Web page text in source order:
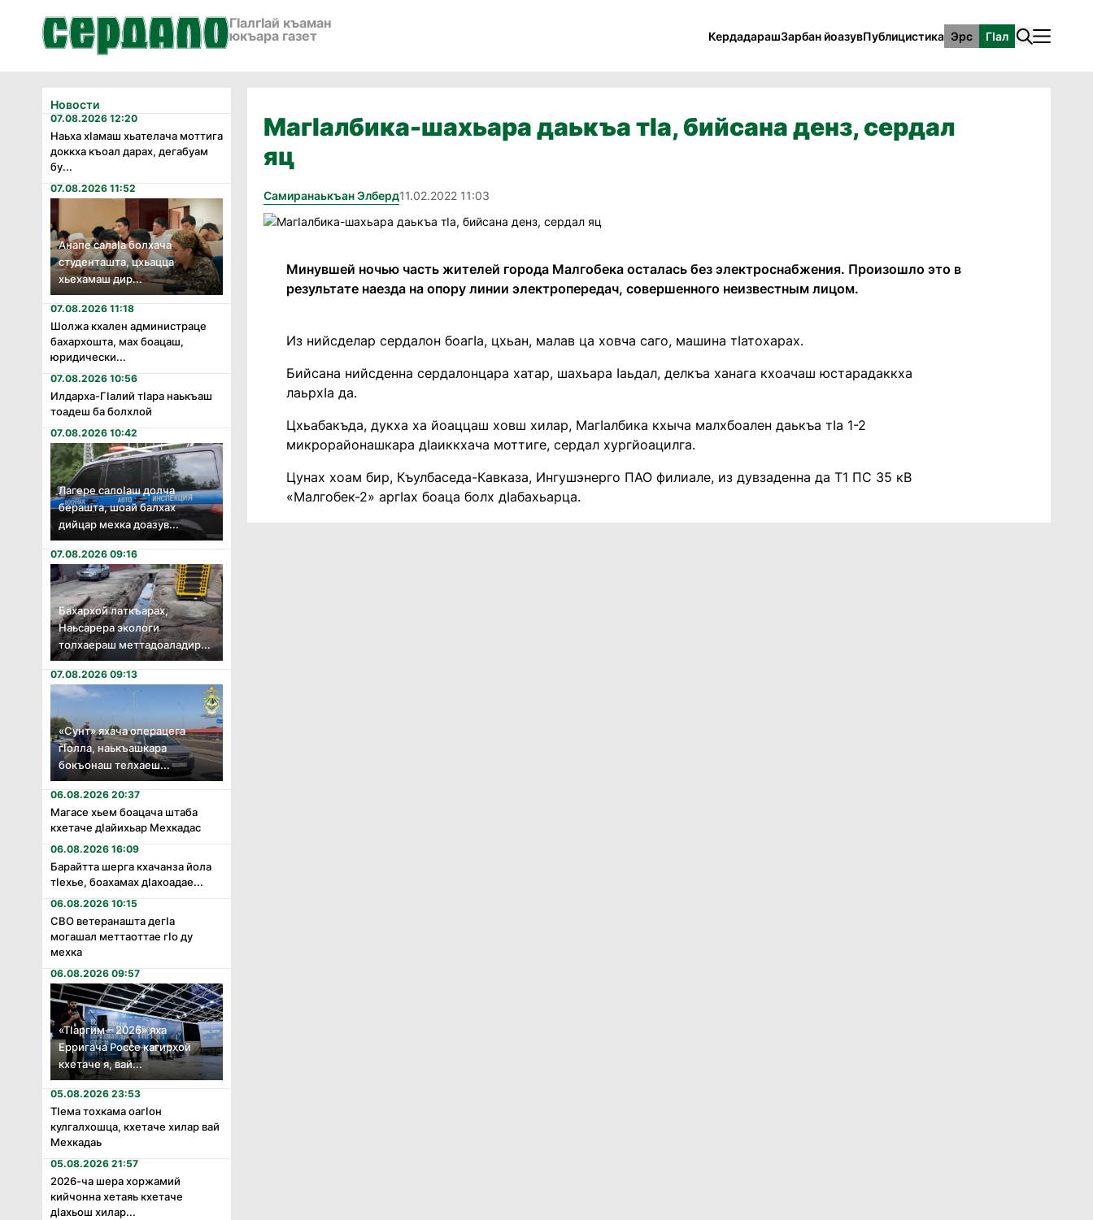
ГӀалгӀай къаман
юкъара газет
КердадарашЗарбан йоазувПублицистика Эрс ГӀал
Новости
07.08.2026 12:20
Наьха хӏамаш хьателача моттига
доккха къоал дарах, дегабуам
бу...
07.08.2026 11:52
Анапе салаӏа болхача
студенташта, цхьацца
хьехамаш дир...
07.08.2026 11:18
Шолжа кхален администраце
бахархошта, мах боацаш,
юридически...
07.08.2026 10:56
Илдарха-Гӏалий тӏара наькъаш
тоадеш ба болхлой
07.08.2026 10:42
Лагере салоӏаш долча
берашта, шоай балхах
дийцар мехка доазув...
07.08.2026 09:16
Бахархой латкъарах,
Наьсарера экологи
толхаераш меттадоаладир...
07.08.2026 09:13
«Сунт» яхача операцега
гӏолла, наькъашкара
бокъонаш телхаеш...
06.08.2026 20:37
Магасе хьем боацача штаба
кхетаче дӏайихьар Мехкадас
06.08.2026 16:09
Барайтта шерга кхачанза йола
тӏехье, боахамах дӏахоадае...
06.08.2026 10:15
СВО ветеранашта дегӏа
могашал меттаоттае гӏо ду
мехка
06.08.2026 09:57
«Тӏаргим – 2026» яха
Ерригача Россе кагирхой
кхетаче я, вай...
05.08.2026 23:53
Тӏема тохкама оагӏон
кулгалхошца, кхетаче хилар вай
Мехкадаь
05.08.2026 21:57
2026-ча шера хоржамий
кийчонна хетаяь кхетаче
дӏахьош хилар...
МагIалбика-шахьара даькъа тIа, бийсана денз, сердал
яц
Самиранаькъан Элберд11.02.2022 11:03
Минувшей ночью часть жителей города Малгобека осталась без электроснабжения. Произошло это в
результате наезда на опору линии электропередач, совершенного неизвестным лицом.
Из нийсделар сердалон боагIа, цхьан, малав ца ховча саго, машина тIатохарах.
Бийсана нийсденна сердалонцара хатар, шахьара Iаьдал, делкъа ханага кхоачаш юстарадаккха
лаьрхIа да.
Цхьабакъда, дукха ха йоаццаш ховш хилар, МагIалбика кхыча малхбоален даькъа тIа 1-2
микрорайонашкара дIаиккхача моттиге, сердал хургйоацилга.
Цунах хоам бир, Къулбаседа-Кавказа, Ингушэнерго ПАО филиале, из дувзаденна да Т1 ПС 35 кВ
«Малгобек-2» аргIах боаца болх дIабахьарца.